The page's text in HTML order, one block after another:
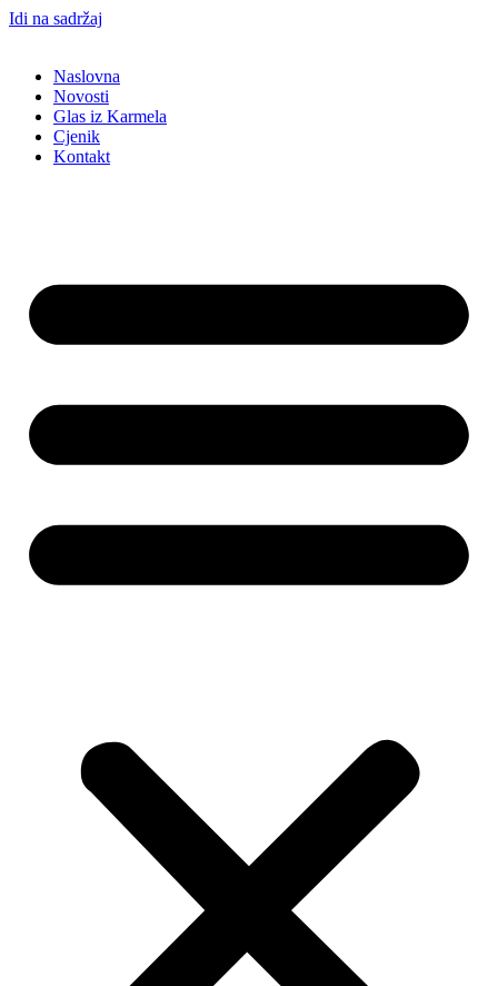
Idi na sadržaj
Naslovna
Novosti
Glas iz Karmela
Cjenik
Kontakt